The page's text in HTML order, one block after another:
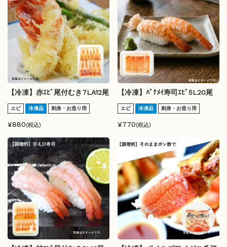
【冷凍】赤ｴﾋﾞ尾付むき7LA12尾
エビ 冷凍品 刺身・お造り用
¥880(税込)
【冷凍】ﾊﾞﾅﾒｲ寿司ｴﾋﾞ5L20尾
エビ 冷凍品 刺身・お造り用
¥770(税込)